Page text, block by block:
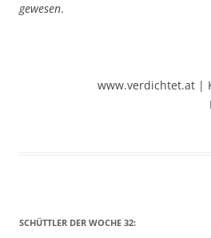
gewesen.
www.verdichtet.at |
SCHÜTTLER DER WOCHE 32: